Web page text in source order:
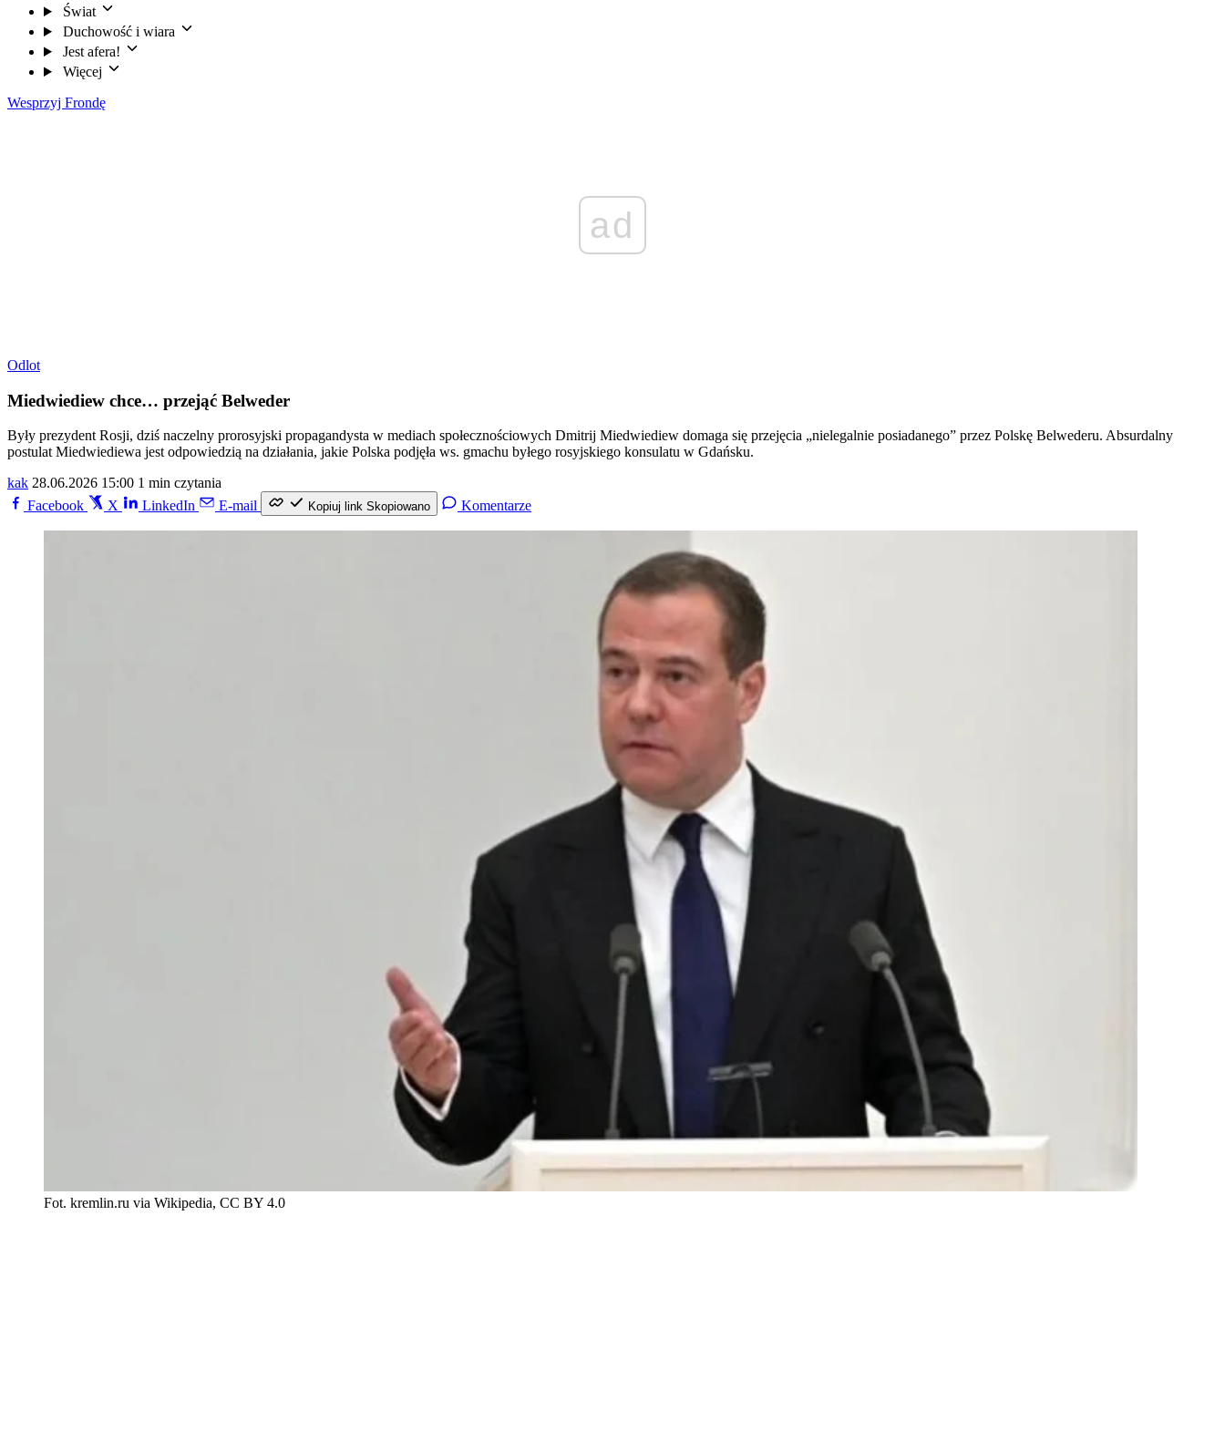
Świat
Duchowość i wiara
Jest afera!
Więcej
Wesprzyj Frondę
ad
Odlot
Miedwiediew chce… przejąć Belweder
Były prezydent Rosji, dziś naczelny prorosyjski propagandysta w mediach społecznościowych Dmitrij Miedwiediew domaga się przejęcia „nielegalnie posiadanego” przez Polskę Belwederu. Absurdalny
postulat Miedwiediewa jest odpowiedzią na działania, jakie Polska podjęła ws. gmachu byłego rosyjskiego konsulatu w Gdańsku.
kak 28.06.2026 15:00 1 min czytania
Facebook
X LinkedIn E-mail Kopiuj link Skopiowano Komentarze
Fot. kremlin.ru via Wikipedia, CC BY 4.0